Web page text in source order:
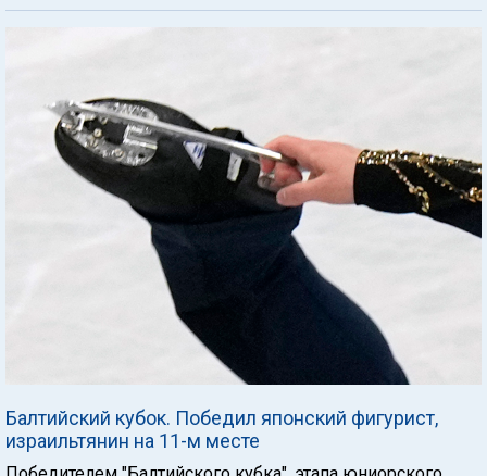
Балтийский кубок. Победил японский фигурист,
израильтянин на 11-м месте